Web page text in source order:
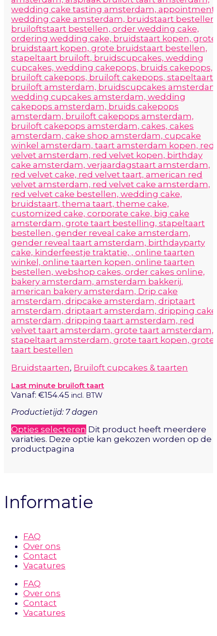
Bruidstaarten, Bruiloft cupcakes & taarten
Last minute bruiloft taart
Vanaf: €154.45 incl. BTW
Productietijd: 7 dagen
Opties selecteren Dit product heeft meerdere
variaties. Deze optie kan gekozen worden op de
productpagina
Informatie
FAQ
Over ons
Contact
Vacatures
FAQ
Over ons
Contact
Vacatures